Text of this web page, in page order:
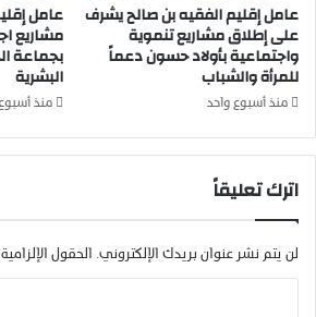
ة
ب
ش
ا
ر
ا
عامل إقليم الفقيه بن صالح يشرف
على إطلاق مشاريع تنموية
واجتماعية بأولاد حسون دعماً
للمرأة والشباب
منذ أسبوع واحد
عامل
مشاريع
بجماعة
البشرية
منذ
اترك تعليقاً
لن يتم نشر عنوان بريدك الإلكتروني. الحقول